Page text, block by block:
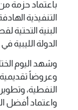
باعتماد حزمة
التنفيذية
البنية
الدولة الليبية
وشهد اليوم
وعروضاً تقديمية
النفطية،
واعتماد أفضل